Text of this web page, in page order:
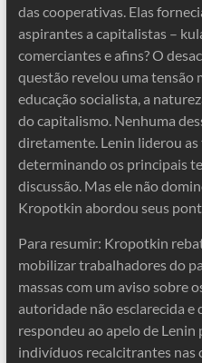
das cooperativas. Elas
aspirantes a capitalistas –
comerciantes e afins? O
questão revelou uma tensão
educação socialista, a
do capitalismo. Nenhuma
diretamente. Lenin liderou
determinando os principais
discussão. Mas ele não
Kropotkin abordou seus
Para resumir: Kropotkin
mobilizar trabalhadores do
massas com um aviso sobre
autoridade não esclarecida
respondeu ao apelo de
indivíduos recalcitrantes nas